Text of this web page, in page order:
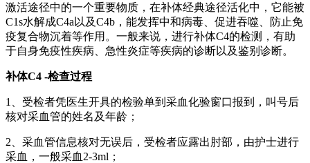
激活途径中的一个重要物质，在补体经典途径活化中，它能被
C1s水解成C4a以及C4b，能发挥中和病毒、促进吞噬、防止免
疫复合物沉着等作用。一般来说，进行补体C4的检测，有助
于自身免疫性疾病、急性炎症等疾病的诊断以及鉴别诊断。
补体C4 -检查过程
1、受检者凭医生开具的检验单到采血化验窗口报到，叫号后
核对采血管的姓名及年龄；
2、采血管信息核对无误后，受检者应露出肘部，由护士进行
采血，一般采血2-3ml；